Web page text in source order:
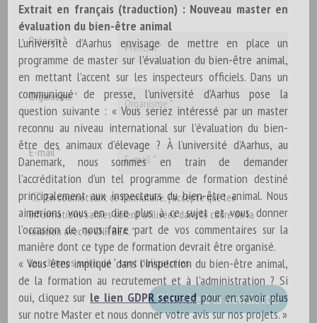
Extrait en français (traduction) : Nouveau master en
évaluation du bien-être animal
L’université d’Aarhus envisage de mettre en place un
programme de master sur l’évaluation du bien-être animal,
en mettant l’accent sur les inspecteurs officiels. Dans un
communiqué de presse, l’université d’Aarhus pose la
question suivante : « Vous seriez intéressé par un master
reconnu au niveau international sur l’évaluation du bien-
être des animaux d’élevage ? À l’université d’Aarhus, au
Danemark, nous sommes en train de demander
l’accréditation d’un tel programme de formation destiné
principalement aux inspecteurs du bien-être animal. Nous
aimerions vous en dire plus à ce sujet et vous donner
l’occasion de nous faire part de vos commentaires sur la
manière dont ce type de formation devrait être organisé.
« Vous êtes impliqué dans l’inspection du bien-être animal,
de la formation au recrutement et à l’administration ? Si
oui, cliquez sur le lien GDPR securedpour en savoir plus
sur notre Master et nous donner votre avis sur nos projets. »
Prénom *
Organisme *
E-mail *
En soumettant ce formulaire, j'accepte que les
informations saisies soient utilisées dans le cadre de la
relation avec le CNR BEA. *
Les champs suivis de * sont obligatoires